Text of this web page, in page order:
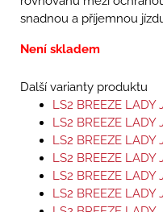
snadnou a příjemnou
Není skladem
Další varianty produktu
LS2 BREEZE LADY
LS2 BREEZE LADY
LS2 BREEZE LADY
LS2 BREEZE LADY
LS2 BREEZE LADY
LS2 BREEZE LADY